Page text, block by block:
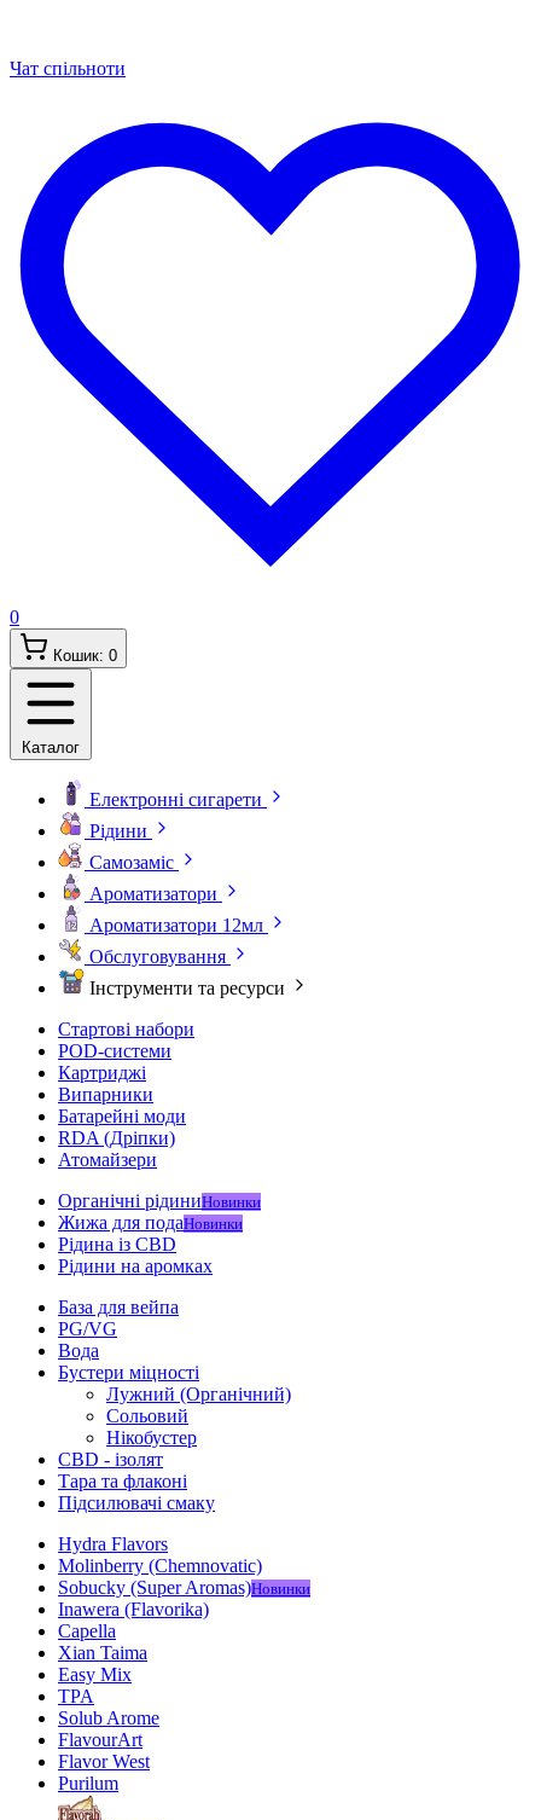
Чат спільноти
0
Кошик: 0
Каталог
Електронні сигарети
Рідини
Самозаміс
Ароматизатори
Ароматизатори 12мл
Обслуговування
Інструменти та ресурси
Стартові набори
POD-системи
Картриджі
Випарники
Батарейні моди
RDA (Дріпки)
Атомайзери
Органічні рідиниНовинки
Жижа для подаНовинки
Рідина із CBD
Рідини на аромках
База для вейпа
PG/VG
Вода
Бустери міцності
Лужний (Органічний)
Сольовий
Нікобустер
CBD - ізолят
Тара та флаконі
Підсилювачі смаку
Hydra Flavors
Molinberry (Chemnovatic)
Sobucky (Super Aromas)Новинки
Inawera (Flavorika)
Capella
Xian Taima
Easy Mix
TPA
Solub Arome
FlavourArt
Flavor West
Purilum